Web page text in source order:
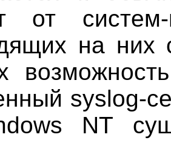
от
на них
syslog-
NT